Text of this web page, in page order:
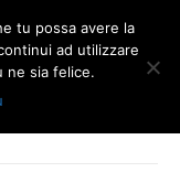
tu possa avere la
ad utilizzare
ne sia felice.